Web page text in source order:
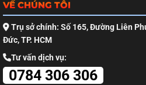
VỀ CHÚNG TÔI
Trụ sở chính: Số 165, Đường Liên
Đức, TP. HCM
Tư vấn dịch vụ:
0784 306 306